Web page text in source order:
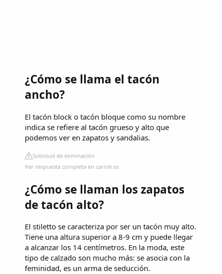
¿Cómo se llama el tacón
ancho?
El tacón block o tacón bloque como su nombre
indica se refiere al tacón grueso y alto que
podemos ver en zapatos y sandalias.
Solicitud de eliminación
Ver respuesta completa en carrile.es
¿Cómo se llaman los zapatos
de tacón alto?
El stiletto se caracteriza por ser un tacón muy alto.
Tiene una altura superior a 8-9 cm y puede llegar
a alcanzar los 14 centímetros. En la moda, este
tipo de calzado son mucho más: se asocia con la
feminidad, es un arma de seducción.